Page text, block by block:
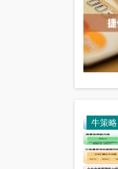
牛策略